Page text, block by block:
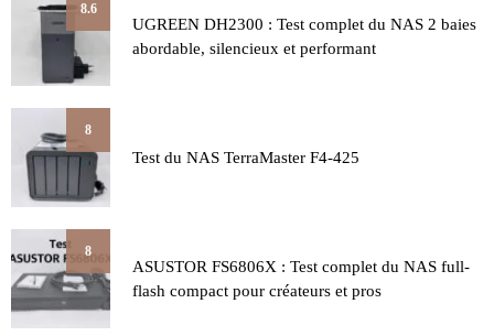
8.6
UGREEN DH2300 : Test complet du NAS 2 baies
abordable, silencieux et performant
8
Test du NAS TerraMaster F4-425
8
ASUSTOR FS6806X : Test complet du NAS full-
flash compact pour créateurs et pros